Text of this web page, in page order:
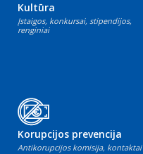
Kultūra
Įstaigos, konkursai, stipendijos,
renginiai
Korupcijos prevencija
Antikorupcijos komisija, kontaktai